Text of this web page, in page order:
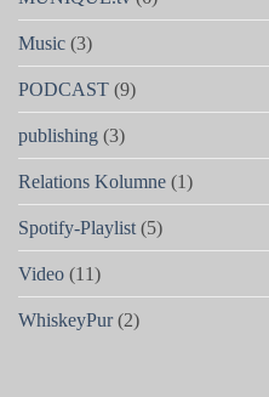
Music (3)
PODCAST (9)
publishing (3)
Relations Kolumne (1)
Spotify-Playlist (5)
Video (11)
WhiskeyPur(2)